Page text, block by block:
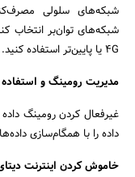
شبکه‌های سلولی
شبکه‌های توان‌بر انتخاب
4G یا پایین‌تر استفاده کنید.
مدیریت رومینگ و استفاده
غیرفعال کردن رومینگ
داده را با همگام‌سازی
خاموش کردن اینترنت